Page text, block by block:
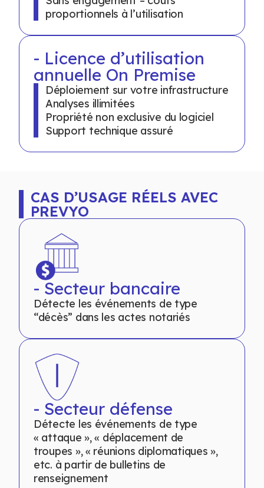
proportionnels à l’utilisation
- Licence d’utilisation
annuelle On Premise
Déploiement sur votre infrastructure
Analyses illimitées
Propriété non exclusive du logiciel
Support technique assuré
CAS D’USAGE RÉELS AVEC
PREVYO
- Secteur bancaire
Détecte les événements de type
“décès” dans les actes notariés
- Secteur défense
Détecte les événements de type
« attaque », « déplacement de
troupes », « réunions diplomatiques »,
etc. à partir de bulletins de
renseignement